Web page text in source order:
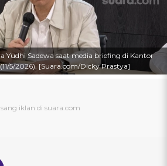
Yudhi Sadewa saat media briefing di Kantor
5/2026). [Suara.com/Dicky Prastya]